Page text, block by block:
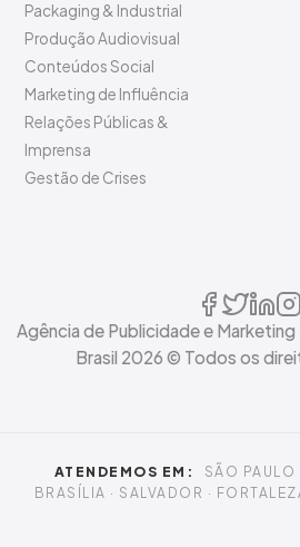
Packaging & Industrial
Produção Audiovisual
Conteúdos Social
Marketing de Influência
Relações Públicas &
Imprensa
Gestão de Crises
Agência de Publicidade e
Brasil 2026 © Todos os
ATENDEMOS EM:
SÃO PAULO
BRASÍLIA · SALVADOR ·